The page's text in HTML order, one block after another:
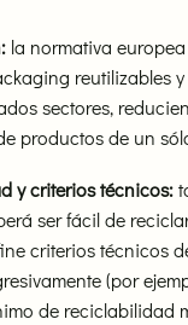
la normativa
reutilizables
sectores,
productos de un
y criterios técnicos:
ser fácil de
criterios técnicos
(por
de reciclabilidad